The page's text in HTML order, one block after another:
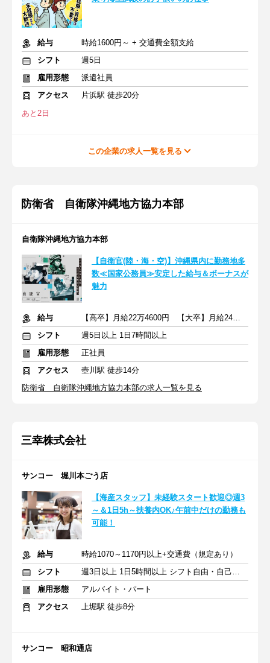
給与
時給1600円～ + 交通費全額支給
シフト
週5日
雇用形態
派遣社員
アクセス
片浜駅 徒歩20分
あと2日
この企業の求人一覧を見る
防衛省 自衛隊沖縄地方協力本部
自衛隊沖縄地方協力本部
【自衛官(陸・海・空)】沖縄県内に勤務地多
数≪国家公務員≫安定した給与＆ボーナスが
魅力
給与
【高卒】月給22万4600円 【大卒】月給24万2600円
シフト
週5日以上 1日7時間以上
雇用形態
正社員
アクセス
壺川駅 徒歩14分
防衛省 自衛隊沖縄地方協力本部の求人一覧を見る
三幸株式会社
サンコー 堀川本ごう店
【海産スタッフ】未経験スタート歓迎◎週3
～＆1日5h～扶養内OK♪午前中だけの勤務も
可能！
給与
時給1070～1170円以上+交通費（規定あり）
シフト
週3日以上 1日5時間以上 シフト自由・自己申告
雇用形態
アルバイト・パート
アクセス
上堀駅 徒歩8分
サンコー 昭和通店